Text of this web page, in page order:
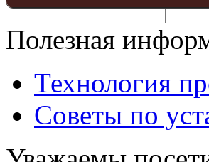
Полезная
Технология
Советы по